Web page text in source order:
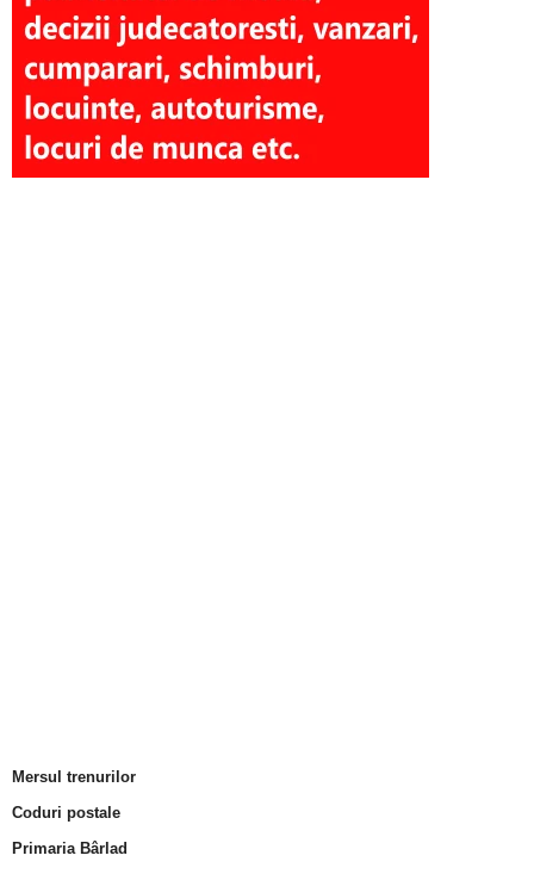
Mersul trenurilor
Coduri postale
Primaria Bârlad